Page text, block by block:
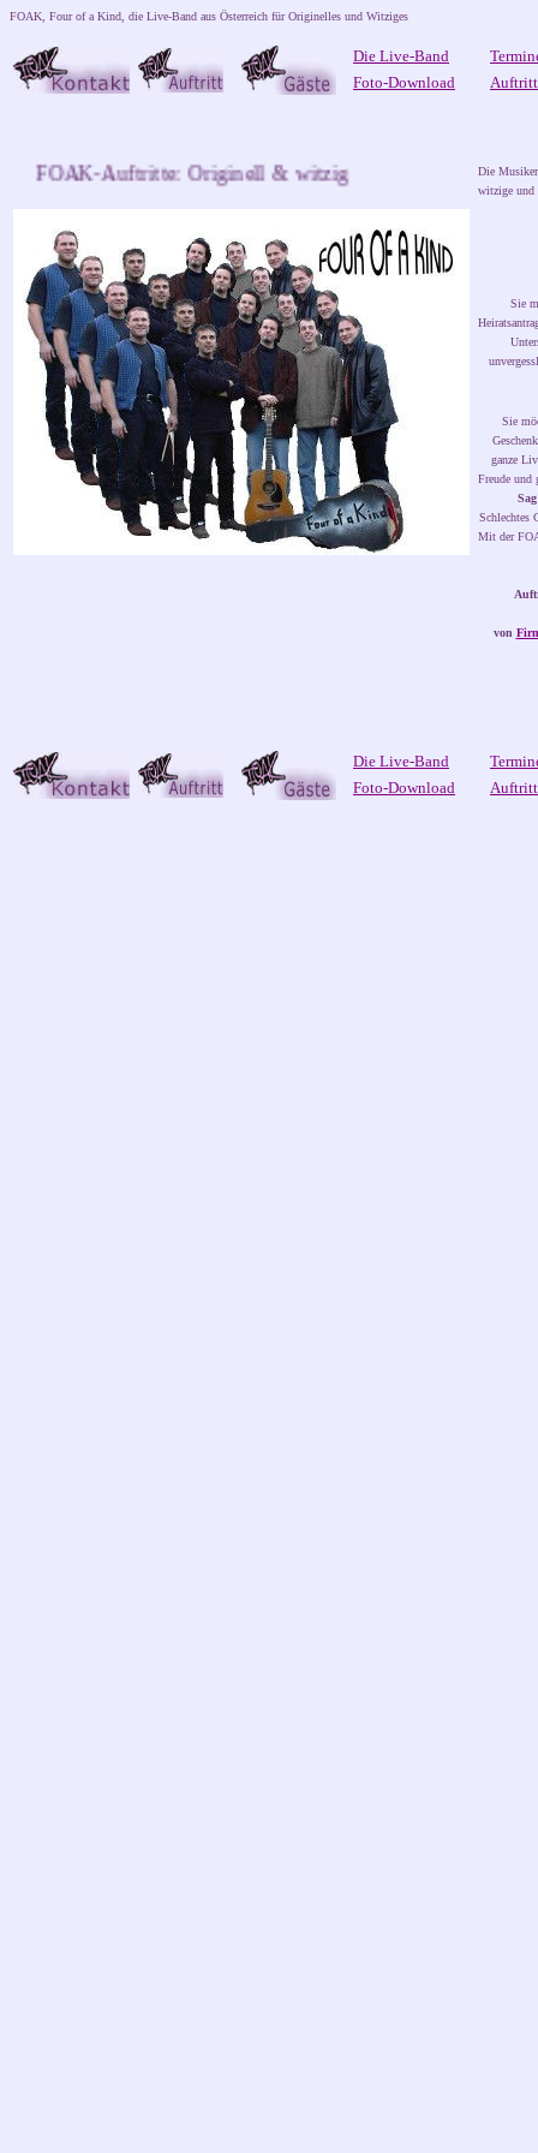
FOAK, Four of a Kind, die Live-Band aus Österreich für Originelles und Witziges
Die Live-Band
Foto-Download
FOAK-Auftritte: Originell & witzig
Die
witzige und
Sie
Sie
ganze
Freude
Schlechtes
Mit der
von
Die Live-Band
Foto-Download